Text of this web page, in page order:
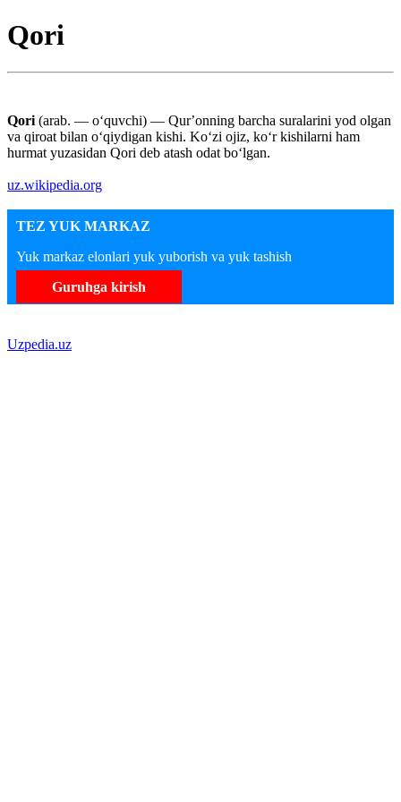
Qori
Qori (arab. — oʻquvchi) — Qurʼonning barcha suralarini yod olgan
va qiroat bilan oʻqiydigan kishi. Koʻzi ojiz, koʻr kishilarni ham
hurmat yuzasidan Qori deb atash odat boʻlgan.
uz.wikipedia.org
TEZ YUK MARKAZ
Yuk markaz elonlari yuk yuborish va yuk tashish
Guruhga kirish
Uzpedia.uz